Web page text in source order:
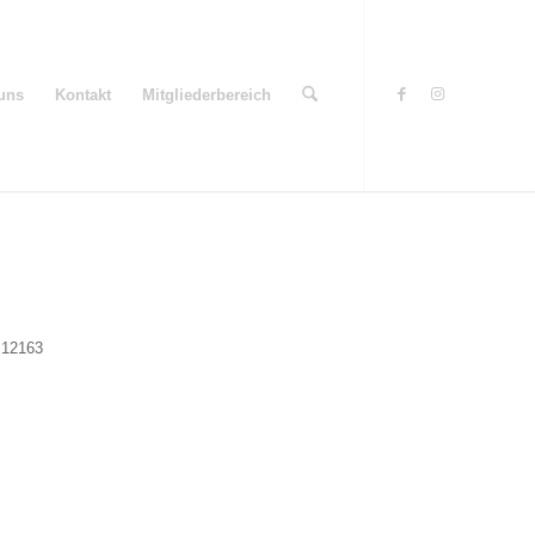
Kontakt Mitgliederbereich